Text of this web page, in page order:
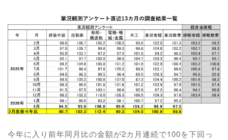
今年に入り前年同月比の金額が2カ月連続で100を下回っ